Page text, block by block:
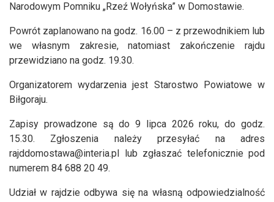
Narodowym Pomniku „Rzeź Wołyńska” w Domostawie.
Powrót zaplanowano na godz. 16.00 – z przewodnikiem lub
we własnym zakresie, natomiast zakończenie rajdu
przewidziano na godz. 19.30.
Organizatorem wydarzenia jest Starostwo Powiatowe w
Biłgoraju.
Zapisy prowadzone są do 9 lipca 2026 roku, do godz.
15.30. Zgłoszenia należy przesyłać na adres
rajddomostawa@interia.pl
lub zgłaszać telefonicznie pod
numerem 84 688 20 49.
Udział w rajdzie odbywa się na własną odpowiedzialność